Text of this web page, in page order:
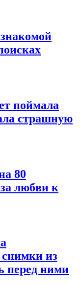
поймала
страшную
80
любви к
из
перед ними